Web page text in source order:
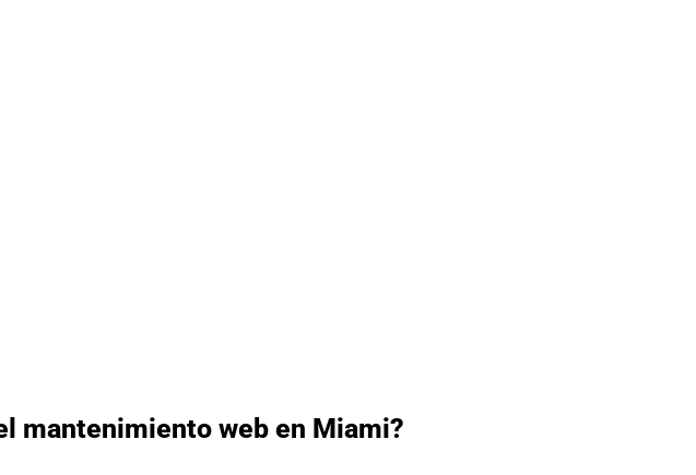
mantenimiento web en Miami?